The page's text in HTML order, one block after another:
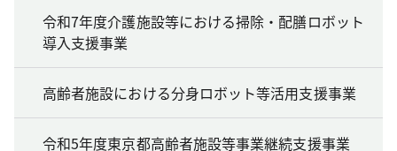
令和7年度介護施設等における掃除・配膳ロボット
導入支援事業
高齢者施設における分身ロボット等活用支援事業
令和5年度東京都高齢者施設等事業継続支援事業